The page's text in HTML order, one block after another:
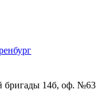
бригады 14б, оф. №63